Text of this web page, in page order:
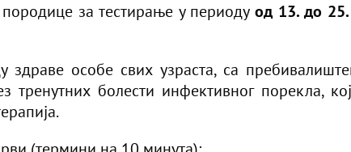
за тестирање у периодуод 13. до 25.
здраве особе свих узраста, са
тренутних болести инфективног порекла,